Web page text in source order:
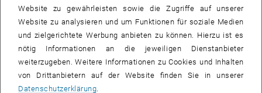
Frauen – in ihrem beruflichen Fortkommen genauso wie privat. An
der TU Wien sind in den letzten Jahren eine Reihe von
Frauennetzwerke entstanden. Sie stellen eine wichtige Ressource
dar die Frauen an der TU Wien nutzen sollten. Denn Netzwerke
tragen mehr zu einem positiven Karriereverlauf bei als
wissenschaftliche Leistungen, meint Dora Zagorac vom Netzwerk
femTUme:
Website zu gewährleisten sowie die Zugriffe auf unserer
Website zu analysieren und um Funktionen für soziale Medien
und zielgerichtete Werbung anbieten zu können. Hierzu ist es
nötig Informationen an die jeweiligen Dienstanbieter
weiterzugeben. Weitere Informationen zu Cookies und Inhalten
von Drittanbietern auf der Website finden Sie in unserer
Datenschutzerklärung.